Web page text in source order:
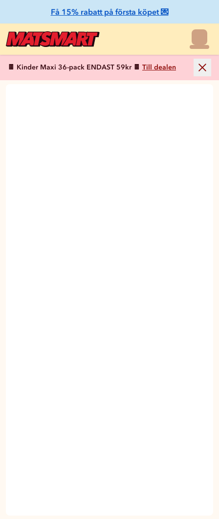
Få 15% rabatt på första köpet 💌
🍫 Kinder Maxi 36-pack ENDAST 59kr 🍫 Till dealen